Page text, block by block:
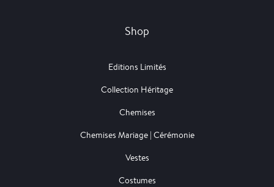
Shop
Editions Limités
Collection Héritage
Chemises
Chemises Mariage | Cérémonie
Vestes
Costumes